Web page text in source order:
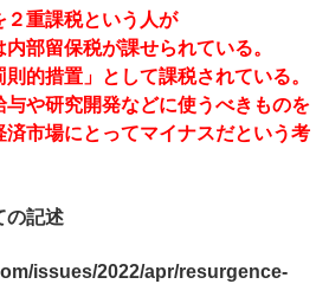
２重課税という人が
部留保税が課せられている。
的措置」として課税されている。
や研究開発などに使うべきものを
済市場にとってマイナスだという考
の記述
issues/2022/apr/resurgence-